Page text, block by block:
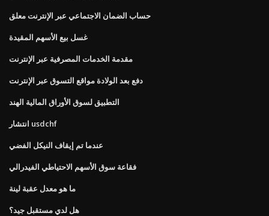
حساب الضمان الاجتماعي عبر الإنترنت معلق
غسل بيع الأسهم المقيدة
مقدمة الخدمات المصرفية عبر الإنترنت
دفع بعد الولادة مواقع التسوق عبر الإنترنت
التطبيق لسوق الأوراق المالية الهند
انتشار usdchf
عندما تم إيقاف النيكل الفضي
فقاعة سوق الأسهم الاحتياطي الفيدرالي
ما هو معدل عقبة لينة
هل لدي مستقبل جيد؟